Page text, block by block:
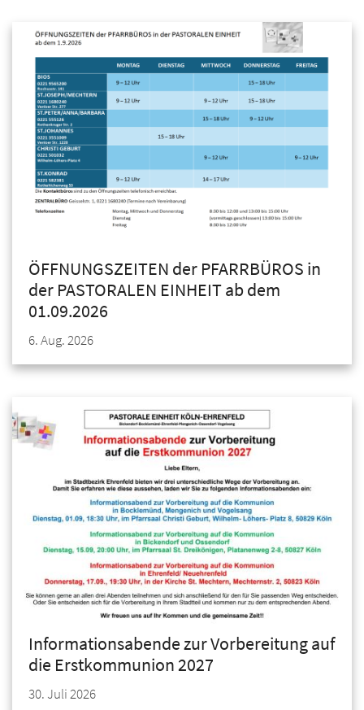
ÖFFNUNGSZEITEN der PFARRBÜROS in
der PASTORALEN EINHEIT ab dem
01.09.2026
6. Aug. 2026
Informationsabende zur Vorbereitung auf
die Erstkommunion 2027
30. Juli 2026